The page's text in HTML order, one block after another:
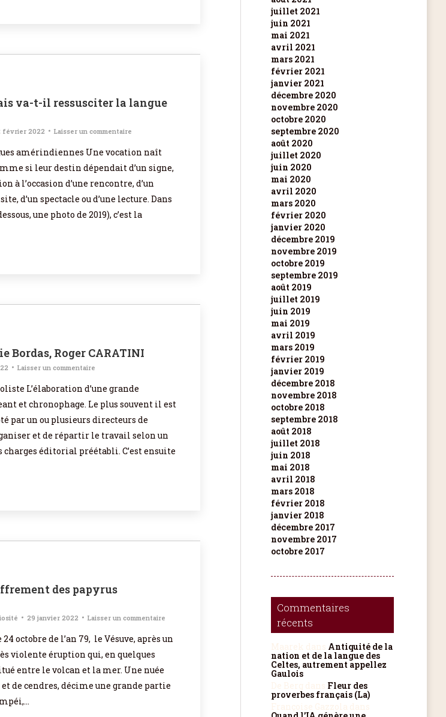
va-t-il ressusciter la langue
février 2022 Laisser un commentaire
amérindiennes Une vocation naît
si leur destin dépendait d’un signe,
à l’occasion d’une rencontre, d’un
d’un spectacle ou d’une lecture. Dans
une photo de 2019), c’est la
Bordas, Roger CARATINI
Laisser un commentaire
L’élaboration d’une grande
et chronophage. Le plus souvent il est
par un ou plusieurs directeurs de
et de répartir le travail selon un
charges éditorial préétabli. C’est ensuite
des papyrus
29 janvier 2022 Laisser un commentaire
octobre de l’an 79, le Vésuve, après un
violente éruption qui, en quelques
entre le volcan et la mer. Une nuée
de cendres, décime une grande partie
juillet 2021
juin 2021
mai 2021
avril 2021
mars 2021
février 2021
janvier 2021
décembre 2020
novembre 2020
octobre 2020
septembre 2020
août 2020
juillet 2020
juin 2020
mai 2020
avril 2020
mars 2020
février 2020
janvier 2020
décembre 2019
novembre 2019
octobre 2019
septembre 2019
août 2019
juillet 2019
juin 2019
mai 2019
avril 2019
mars 2019
février 2019
janvier 2019
décembre 2018
novembre 2018
octobre 2018
septembre 2018
août 2018
juillet 2018
juin 2018
mai 2018
avril 2018
mars 2018
février 2018
janvier 2018
décembre 2017
novembre 2017
octobre 2017
Commentaires
récents
Antiquité de la
nation et de la langue des
Celtes, autrement appellez
Gaulois
Fleur des
proverbes français (La)